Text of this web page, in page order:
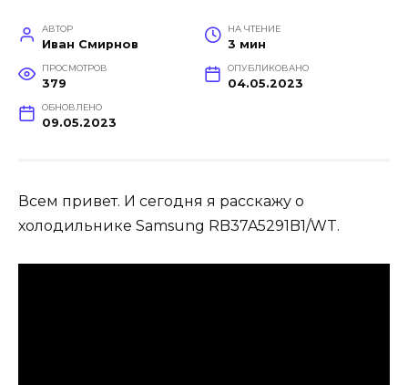
АВТОР
Иван Смирнов
НА ЧТЕНИЕ
3 мин
ПРОСМОТРОВ
379
ОПУБЛИКОВАНО
04.05.2023
ОБНОВЛЕНО
09.05.2023
Всем привет. И сегодня я расскажу о
холодильнике Samsung RB37A5291B1/WT.